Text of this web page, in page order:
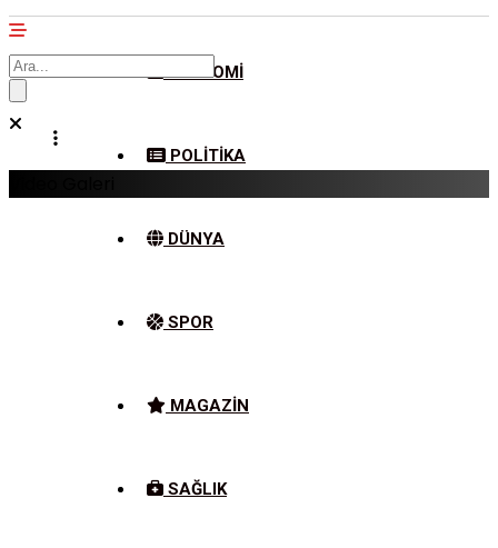
EKONOMI
POLITIKA
DÜNYA
SPOR
MAGAZIN
SAĞLIK